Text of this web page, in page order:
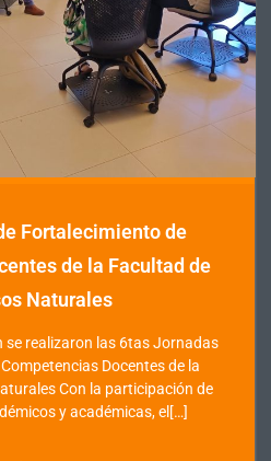
Fortalecimiento de
de la Facultad de
Naturales
realizaron las 6tas Jornadas
Docentes de la
Con la participación de
y académicas, el[…]